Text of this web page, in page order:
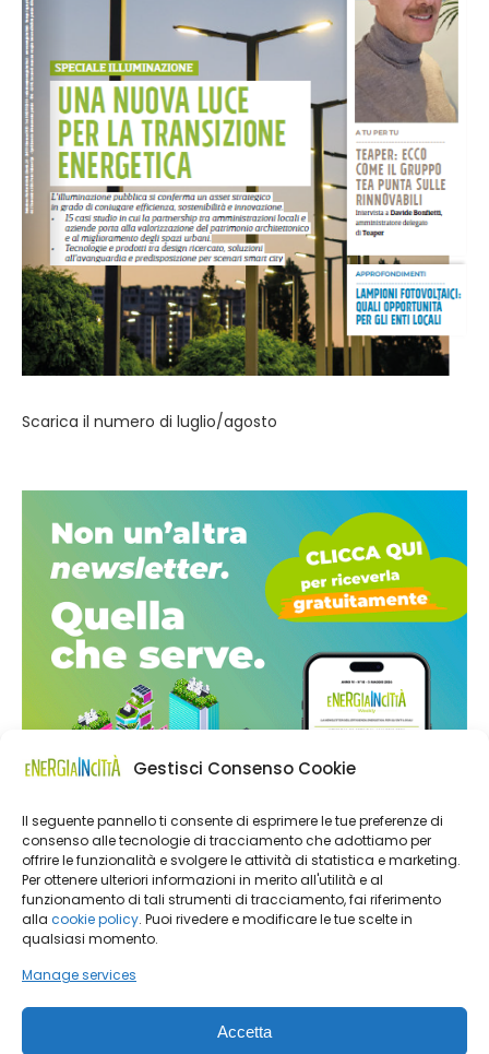
Gestisci Consenso Cookie
Il seguente pannello ti consente di esprimere le tue preferenze di
consenso alle tecnologie di tracciamento che adottiamo per
offrire le funzionalità e svolgere le attività di statistica e marketing.
Per ottenere ulteriori informazioni in merito all'utilità e al
funzionamento di tali strumenti di tracciamento, fai riferimento
alla cookie policy. Puoi rivedere e modificare le tue scelte in
qualsiasi momento.
Manage services
Accetta
Scarica il numero di luglio/agosto